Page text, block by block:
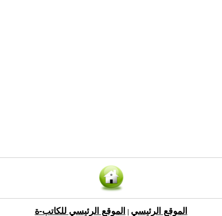
الموقع الرئيسي الموقع الرئيسي للكاتب-ة